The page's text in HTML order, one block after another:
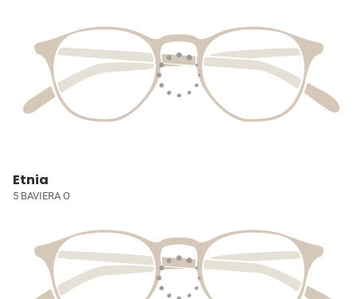
Etnia
5 BAVIERA O